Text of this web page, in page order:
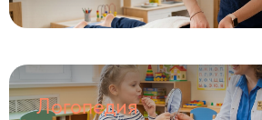
Логопедия